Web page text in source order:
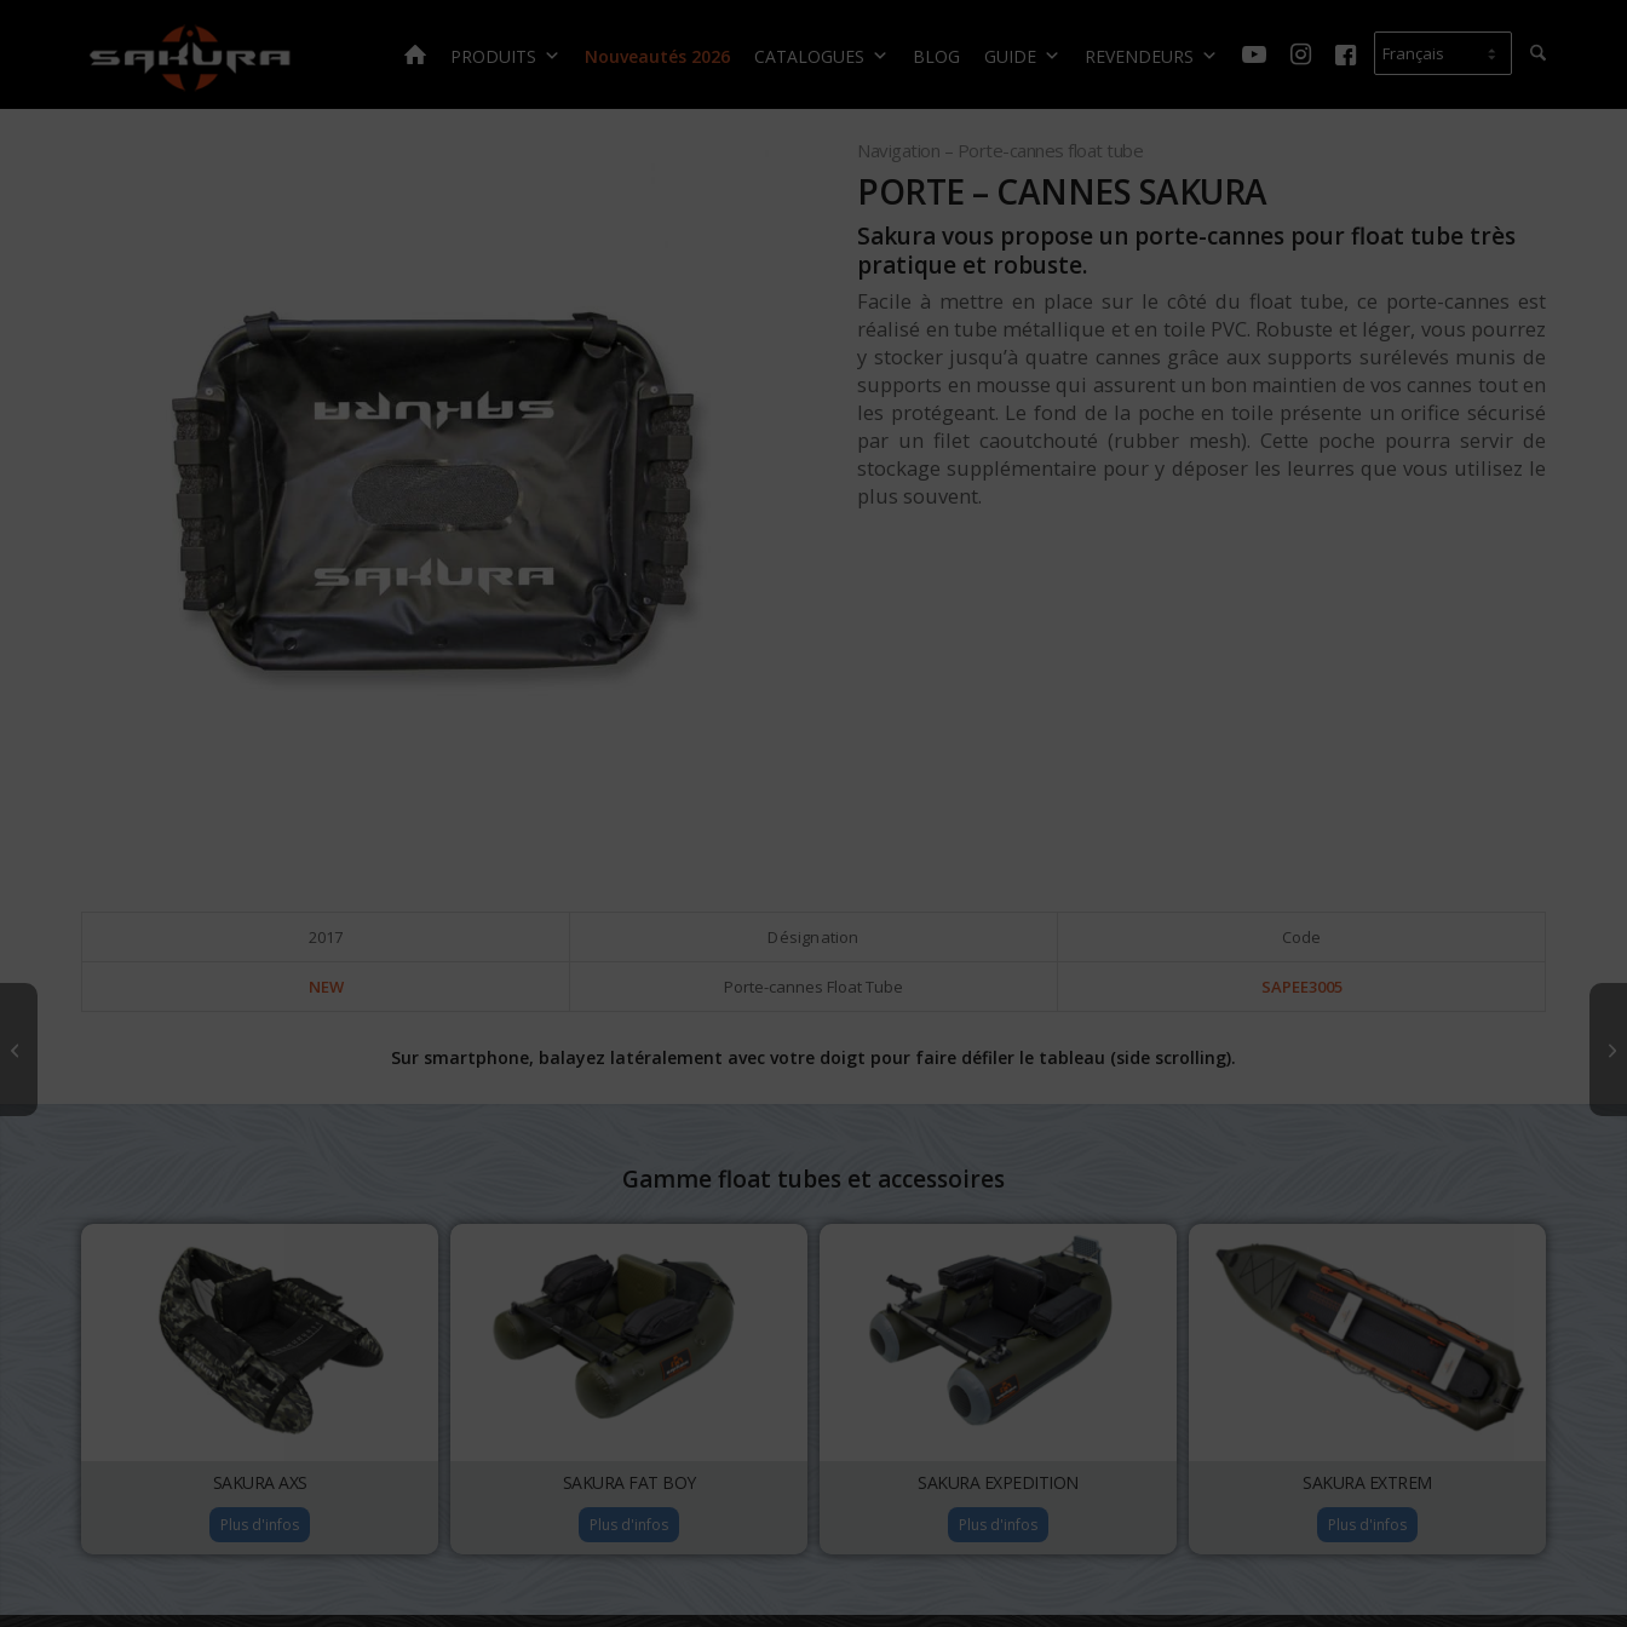
PRODUITS Nouveautés 2026 CATALOGUES BLOG GUIDE REVENDEURS
Navigation – Porte-cannes float tube
PORTE – CANNES SAKURA
Sakura vous propose un porte-cannes pour float tube très
pratique et robuste.
Facile à mettre en place sur le côté du float tube, ce porte-cannes est
réalisé en tube métallique et en toile PVC. Robuste et léger, vous pourrez
y stocker jusqu’à quatre cannes grâce aux supports surélevés munis de
supports en mousse qui assurent un bon maintien de vos cannes tout en
les protégeant. Le fond de la poche en toile présente un orifice sécurisé
par un filet caoutchouté (rubber mesh). Cette poche pourra servir de
stockage supplémentaire pour y déposer les leurres que vous utilisez le
plus souvent.
2017 Désignation Code
NEW Porte-cannes Float Tube SAPEE3005
Sur smartphone, balayez latéralement avec votre doigt pour faire défiler le tableau (side scrolling).
Gamme float tubes et accessoires
SAKURA AXS
Plus d'infos
SAKURA FAT BOY
Plus d'infos
SAKURA EXPEDITION
Plus d'infos
SAKURA EXTREM
Plus d'infos